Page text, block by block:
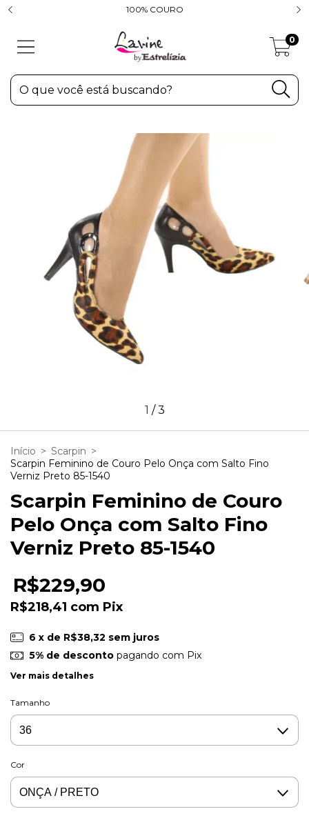
100% COURO
0
1 /3
Início > Scarpin >
Scarpin Feminino de Couro Pelo Onça com Salto Fino
Verniz Preto 85-1540
Scarpin Feminino de Couro
Pelo Onça com Salto Fino
Verniz Preto 85-1540
R$229,90
R$218,41 com Pix
6 x de R$38,32 sem juros
5% de descontopagando com Pix
Ver mais detalhes
Tamanho
Cor